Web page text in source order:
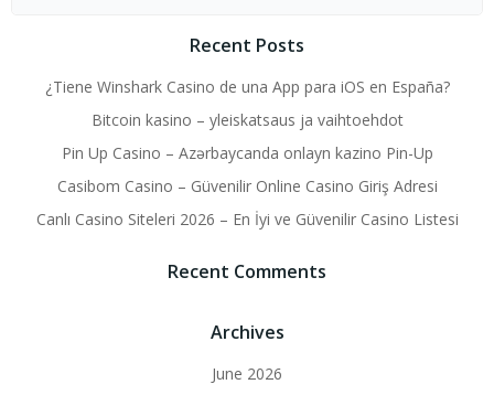
Recent Posts
¿Tiene Winshark Casino de una App para iOS en España?
Bitcoin kasino – yleiskatsaus ja vaihtoehdot
Pin Up Casino – Azərbaycanda onlayn kazino Pin-Up
Casibom Casino – Güvenilir Online Casino Giriş Adresi
Canlı Casino Siteleri 2026 – En İyi ve Güvenilir Casino Listesi
Recent Comments
Archives
June 2026